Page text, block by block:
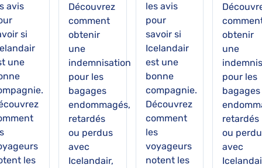
avis
si
une
les
Découvrez
comment
obtenir
une
indemnisation
pour les
bagages
endommagés,
retardés
ou perdus
avec
Icelandair,
les avis
pour
savoir si
Icelandair
est une
bonne
compagnie.
Découvrez
comment
les
voyageurs
notent les
obtenir
une
pour les
bagages
retardés
ou
avec